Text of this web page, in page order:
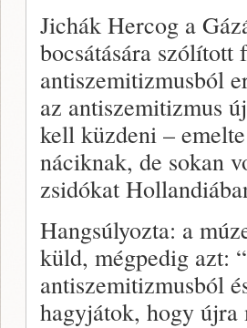
Jichák Hercog a
bocsátására szólított
antiszemitizmusból
az antiszemitizmus
kell küzdeni –
náciknak, de sokan
zsidókat
Hangsúlyozta: a
küld, mégpedig azt:
antiszemitizmusból
hagyjátok, hogy újra